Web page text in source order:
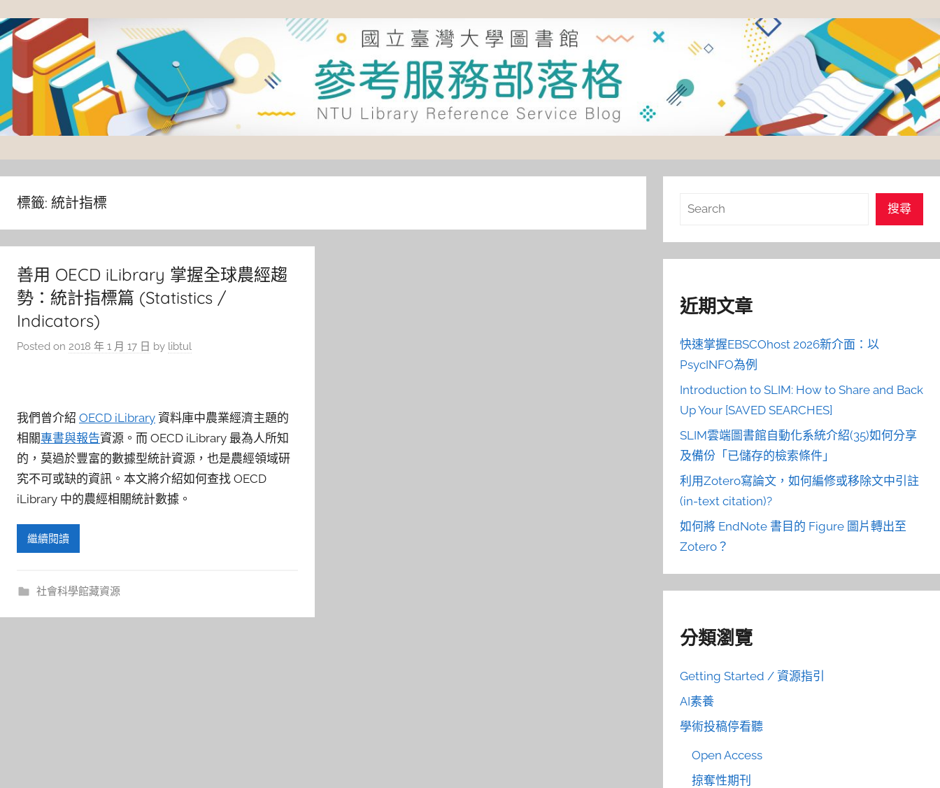
to
content
灣
圖
標籤: 統計指標
善用 OECD iLibrary 掌握全球農經趨
勢：統計指標篇 (Statistics /
Indicators)
Posted on 2018 年 1 月 17 日 by libtul
我們曾介紹 OECD iLibrary 資料庫中農業經濟主題的
相關專書與報告資源。而 OECD iLibrary 最為人所知
的，莫過於豐富的數據型統計資源，也是農經領域研
究不可或缺的資訊。本文將介紹如何查找 OECD
iLibrary 中的農經相關統計數據。
繼續閱讀
社會科學館藏資源
搜
搜尋
近期文章
快速掌握EBSCOhost 2026新介面：以
PsycINFO為例
Introduction to SLIM: How to Share and Back
Up Your [SAVED SEARCHES]
SLIM雲端圖書館自動化系統介紹(35)如何分享
及備份「已儲存的檢索條件」
利用Zotero寫論文，如何編修或移除文中引註
(in-text citation)?
如何將 EndNote 書目的 Figure 圖片轉出至
Zotero？
分類瀏覽
Getting Started / 資源指引
AI素養
學術投稿停看聽
Open Access
掠奪性期刊